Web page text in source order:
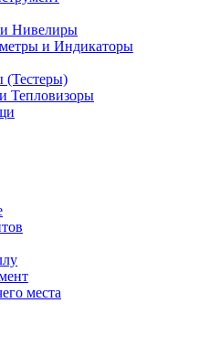
Нивелиры
и Индикаторы
(Тестеры)
Тепловизоры
места